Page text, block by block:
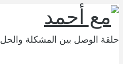
حلقة الوصل بين المشكلة والحل